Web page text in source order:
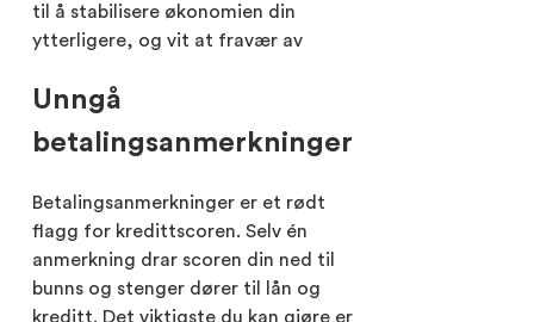
til å stabilisere økonomien din
ytterligere, og vit at fravær av
Unngå
betalingsanmerkninger
Betalingsanmerkninger er et rødt
flagg for kredittscoren. Selv én
anmerkning drar scoren din ned til
bunns og stenger dører til lån og
kreditt. Det viktigste du kan gjøre er